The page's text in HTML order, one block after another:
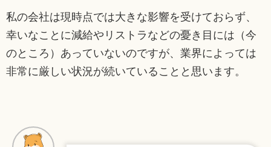
私の会社は現時点では大きな影響を受けておらず、
幸いなことに減給やリストラなどの憂き目には（今
のところ）あっていないのですが、業界によっては
非常に厳しい状況が続いていることと思います。